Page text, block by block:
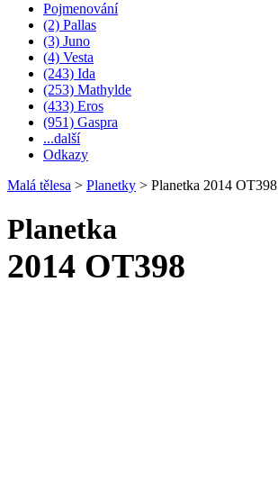
Pojmenování
(2) Pallas
(3) Juno
(4) Vesta
(243) Ida
(253) Mathylde
(433) Eros
(951) Gaspra
...další
Odkazy
Malá tělesa > Planetky > Planetka 2014 OT398
Planetka
2014 OT398